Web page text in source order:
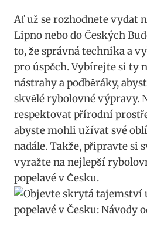
Ať ‌už se rozhodnete vydat
Lipno nebo do Českých
to,⁢ že správná technika a
pro úspěch. Vybírejte⁤ si ty
nástrahy a podběráky,
skvělé rybolovné ⁣výpravy.
respektovat ‌přírodní
⁤abyste mohli užívat své
‌nadále. Takže, připravte si
vyražte ‌na nejlepší
popelavé⁤ v Česku.